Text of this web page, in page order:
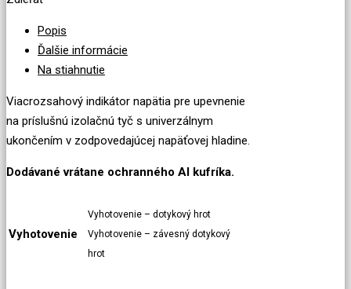
vonkajšie
prostredie
dažďa)
Popis
Ďalšie informácie
Na stiahnutie
Viacrozsahový indikátor napätia pre upevnenie
na príslušnú izolačnú tyč s univerzálnym
ukončením v zodpovedajúcej napäťovej hladine.
Dodávané vrátane ochranného Al kufríka.
Vyhotovenie
Vyhotovenie – dotykový hrot
Vyhotovenie – závesný dotykový
hrot